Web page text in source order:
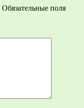
Обязательные поля